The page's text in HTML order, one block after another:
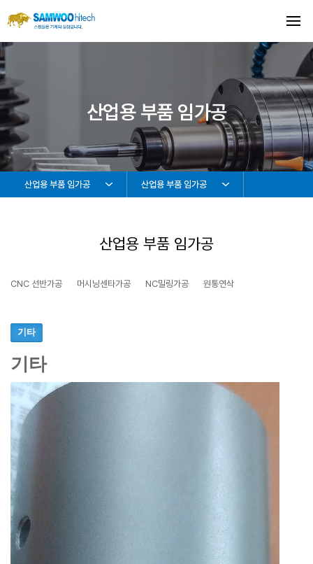
산업용 부품 임가공
산업용 부품 임가공 산업용 부품 임가공
산업용 부품 임가공
CNC 선반가공 머시닝센타가공 NC밀링가공 원통연삭
기타
기타